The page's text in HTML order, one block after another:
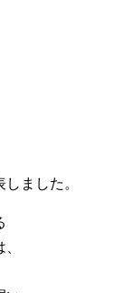
ました。